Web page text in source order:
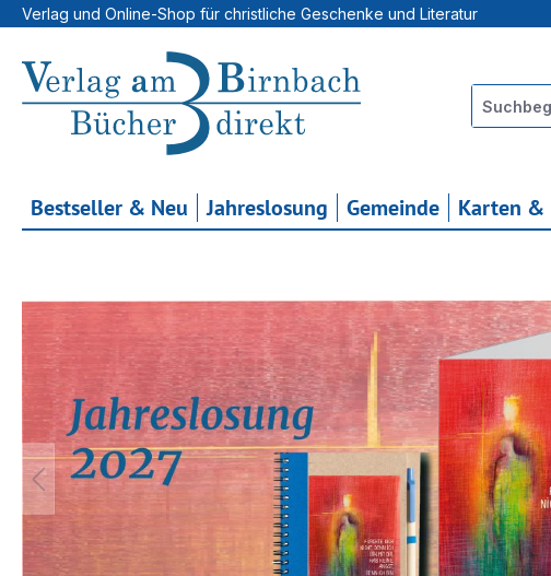
Hauptinhalt springen
Zur Suche springen
Zur Hauptnavigation springen
Verlag und Online-Shop für christliche Geschenke und Literatur
Bestseller & Neu Jahreslosung Gemeinde Karten &
Bildergalerie überspringen